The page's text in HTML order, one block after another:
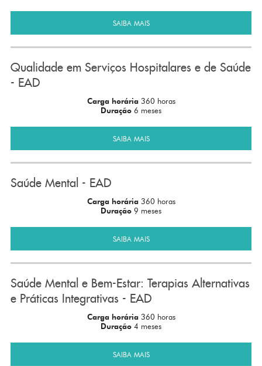
SAIBA MAIS
Qualidade em Serviços Hospitalares e de Saúde
- EAD
Carga horária 360 horas
Duração 6 meses
SAIBA MAIS
Saúde Mental - EAD
Carga horária 360 horas
Duração 9 meses
SAIBA MAIS
Saúde Mental e Bem-Estar: Terapias Alternativas
e Práticas Integrativas - EAD
Carga horária 360 horas
Duração 4 meses
SAIBA MAIS